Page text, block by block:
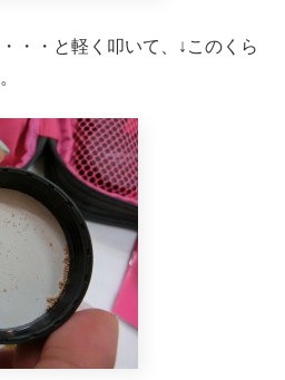
・・と軽く叩いて、↓このくら